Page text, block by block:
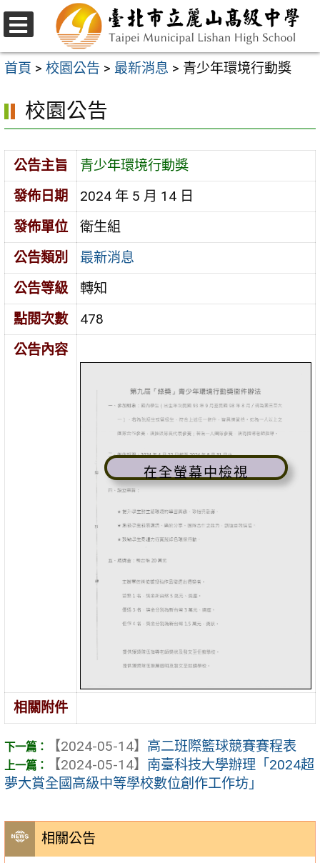
跳
至
主
內
容
選
單
首頁 > 校園公告 > 最新消息 > 青少年環境行動獎
相關公告
校園公告
公告主旨
青少年環境行動獎
發佈日期
2024 年 5 月 14 日
發佈單位
衛生組
公告類別
最新消息
公告等級
轉知
點閱次數
478
公告內容
在全螢幕中檢視
相關附件
【2024-05-14】 高二班際籃球競賽賽程表
【2024-05-14】 南臺科技大學辦理「2024超
夢大賞全國高級中等學校數位創作工作坊」